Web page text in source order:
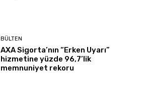
BÜLTEN
AXA Sigorta’nın “Erken Uyarı”
hizmetine yüzde 96,7’lik
memnuniyet rekoru